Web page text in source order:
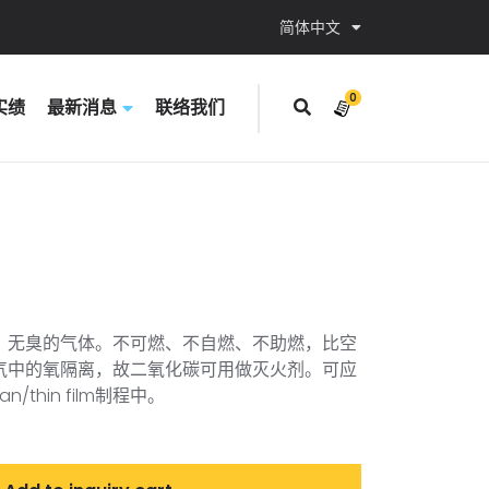
简体中文
0
items
绩 最新消息 联络我们
臭的气体。不可燃、不自燃、不助燃，比空
的氧隔离，故二氧化碳可用做灭火剂。可应
thin film制程中。